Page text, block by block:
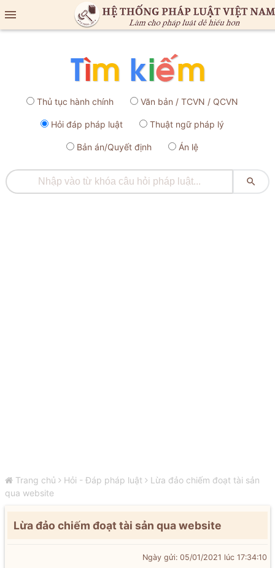

Thủ tục hành chính Văn bản / TCVN / QCVN
Hỏi đáp pháp luật Thuật ngữ pháp lý
Bản án/Quyết định Án lệ

Trang chủ Hỏi - Đáp pháp luật
Lừa đảo chiếm đoạt tài sản
qua website
Lừa đảo chiếm đoạt tài sản qua website
Ngày gửi: 05/01/2021 lúc 17:34:10